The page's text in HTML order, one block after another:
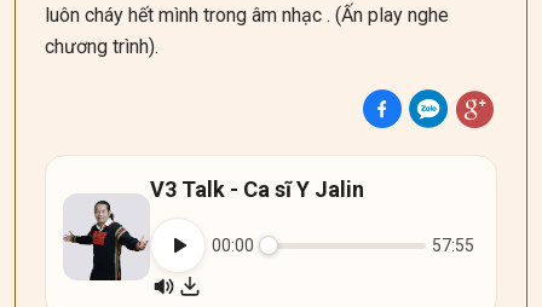
luôn cháy hết mình trong âm nhạc . (Ấn play nghe
chương trình).
V3 Talk - Ca sĩ Y Jalin
00:00 57:55